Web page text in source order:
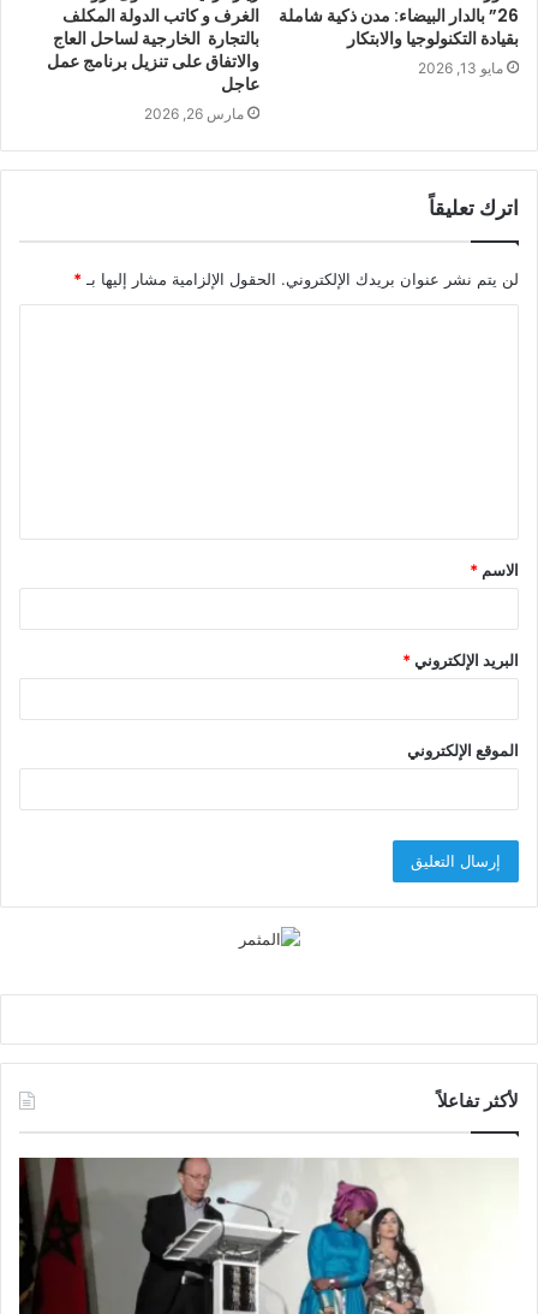
26” بالدار البيضاء: مدن ذكية شاملة
بقيادة التكنولوجيا والابتكار
مايو 13, 2026
الغرف و كاتب الدولة المكلف
بالتجارة الخارجية لساحل العاج
والاتفاق على تنزيل برنامج عمل
عاجل
مارس 26, 2026
اترك تعليقاً
لن يتم نشر عنوان بريدك الإلكتروني. الحقول الإلزامية مشار إليها بـ *
ق
*
الاسم *
البريد الإلكتروني*
الموقع الإلكتروني
لأكثر تفاعلاً